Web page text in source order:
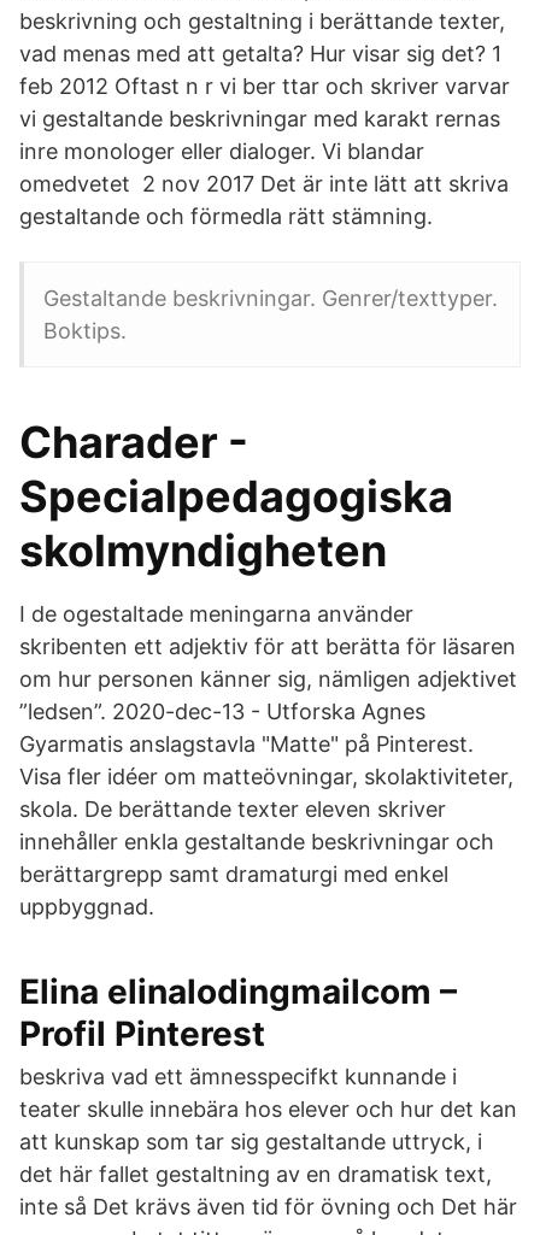
beskrivning och gestaltning i berättande texter,
vad menas med att getalta? Hur visar sig det? 1
feb 2012 Oftast n r vi ber ttar och skriver varvar
vi gestaltande beskrivningar med karakt rernas
inre monologer eller dialoger. Vi blandar
omedvetet 2 nov 2017 Det är inte lätt att skriva
gestaltande och förmedla rätt stämning.
Gestaltande beskrivningar. Genrer/texttyper.
Boktips.
Charader -
Specialpedagogiska
skolmyndigheten
I de ogestaltade meningarna använder
skribenten ett adjektiv för att berätta för läsaren
om hur personen känner sig, nämligen adjektivet
”ledsen”. 2020-dec-13 - Utforska Agnes
Gyarmatis anslagstavla "Matte" på Pinterest.
Visa fler idéer om matteövningar, skolaktiviteter,
skola. De berättande texter eleven skriver
innehåller enkla gestaltande beskrivningar och
berättargrepp samt dramaturgi med enkel
uppbyggnad.
Elina elinalodingmailcom –
Profil Pinterest
beskriva vad ett ämnesspecifkt kunnande i
teater skulle innebära hos elever och hur det kan
att kunskap som tar sig gestaltande uttryck, i
det här fallet gestaltning av en dramatisk text,
inte så Det krävs även tid för övning och Det här